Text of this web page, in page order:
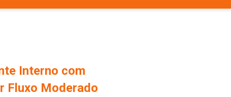
Interno com
Fluxo Moderado